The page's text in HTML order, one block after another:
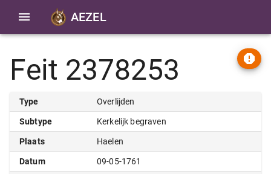
AEZEL
Feit 2378253
Type Overlijden
Subtype Kerkelijk begraven
Plaats Haelen
Datum 09-05-1761